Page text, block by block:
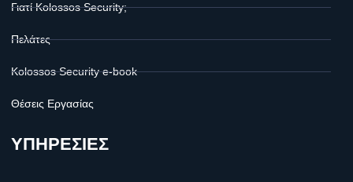
Γιατί Kolossos Security;
Πελάτες
Kolossos Security e-book
Θέσεις Εργασίας
ΥΠΗΡΕΣΙΕΣ